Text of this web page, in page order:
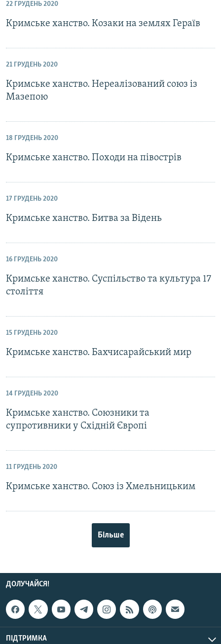
22 ГРУДЕНЬ 2020
Кримське ханство. Козаки на землях Гераїв
21 ГРУДЕНЬ 2020
Кримське ханство. Нереалізований союз із
Мазепою
18 ГРУДЕНЬ 2020
Кримське ханство. Походи на півострів
17 ГРУДЕНЬ 2020
Кримське ханство. Битва за Відень
16 ГРУДЕНЬ 2020
Кримське ханство. Суспільство та культура 17
століття
15 ГРУДЕНЬ 2020
Кримське ханство. Бахчисарайський мир
14 ГРУДЕНЬ 2020
Кримське ханство. Союзники та
супротивники у Східній Європі
11 ГРУДЕНЬ 2020
Кримське ханство. Союз із Хмельницьким
Більше
ДОЛУЧАЙСЯ!
ПІДТРИМКА